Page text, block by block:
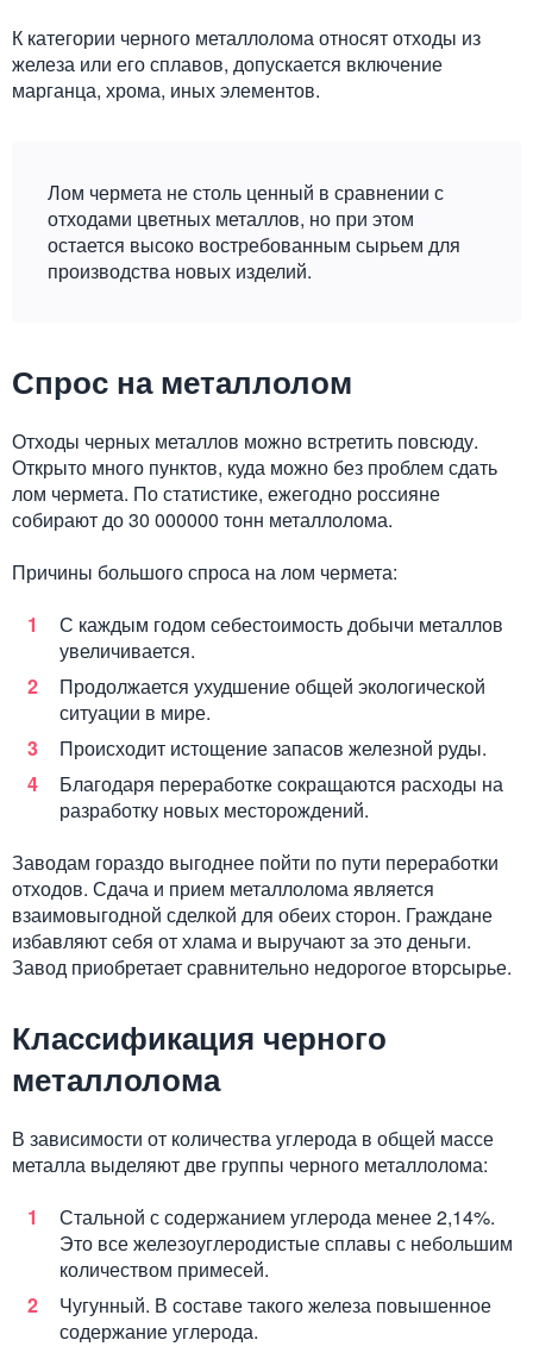
К категории черного металлолома относят отходы из
железа или его сплавов, допускается включение
марганца, хрома, иных элементов.
Лом чермета не столь ценный в сравнении с
отходами цветных металлов, но при этом
остается высоко востребованным сырьем для
производства новых изделий.
Спрос на металлолом
Отходы черных металлов можно встретить повсюду.
Открыто много пунктов, куда можно без проблем сдать
лом чермета. По статистике, ежегодно россияне
собирают до 30 000000 тонн металлолома.
Причины большого спроса на лом чермета:
С каждым годом себестоимость добычи металлов
увеличивается.
Продолжается ухудшение общей экологической
ситуации в мире.
Происходит истощение запасов железной руды.
Благодаря переработке сокращаются расходы на
разработку новых месторождений.
Заводам гораздо выгоднее пойти по пути переработки
отходов. Сдача и прием металлолома является
взаимовыгодной сделкой для обеих сторон. Граждане
избавляют себя от хлама и выручают за это деньги.
Завод приобретает сравнительно недорогое вторсырье.
Классификация черного
металлолома
В зависимости от количества углерода в общей массе
металла выделяют две группы черного металлолома:
Стальной с содержанием углерода менее 2,14%.
Это все железоуглеродистые сплавы с небольшим
количеством примесей.
Чугунный. В составе такого железа повышенное
содержание углерода.